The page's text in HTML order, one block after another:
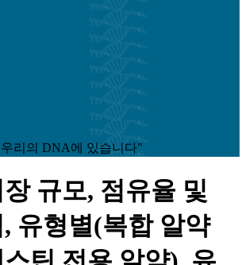
리의 DNA에 있습니다"
규모, 점유율 및
유형별(복합 알약